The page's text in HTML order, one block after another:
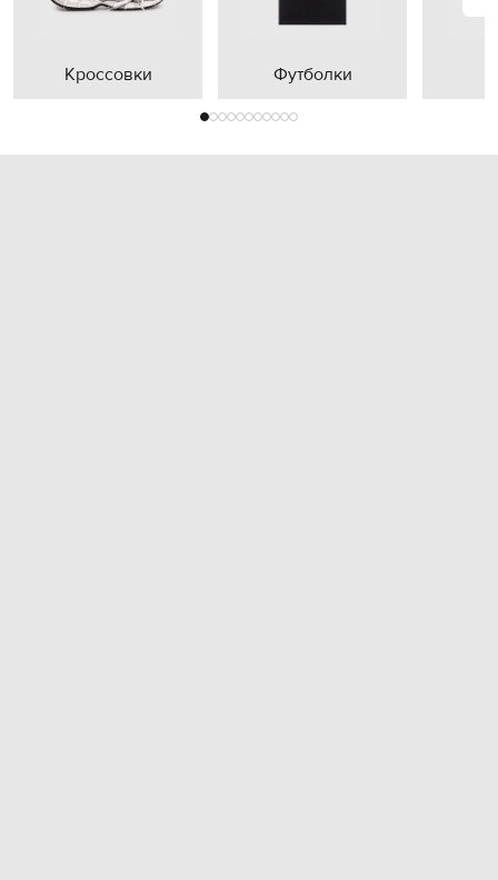
Кроссовки Футболки